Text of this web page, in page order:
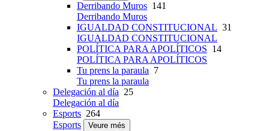
Derribando Muros 141
Derribando Muros
IGUALDAD CONSTITUCIONAL 31
IGUALDAD CONSTITUCIONAL
POLÍTICA PARA APOLÍTICOS 14
POLÍTICA PARA APOLÍTICOS
Tu prens la paraula 7
Tu prens la paraula
Delegación al día 25
Delegación al día
Esports 264
Esports
Veure més